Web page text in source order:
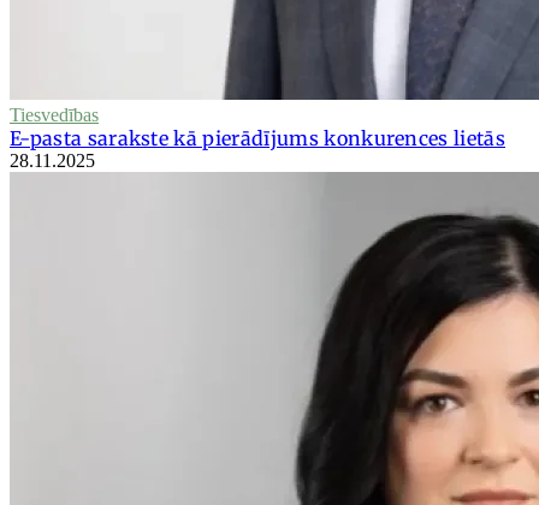
Tiesvedības
E-pasta sarakste kā pierādījums konkurences lietās
28.11.2025